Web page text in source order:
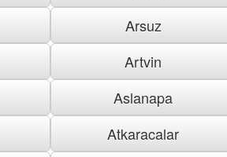
Arsuz
Artvin
Aslanapa
Atkaracalar